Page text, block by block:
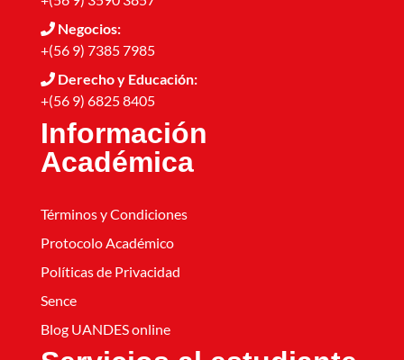
Negocios:
+(56 9) 7385 7985
Derecho y Educación:
+(56 9) 6825 8405
Información
Académica
Términos y Condiciones
Protocolo Académico
Políticas de Privacidad
Sence
Blog UANDES online